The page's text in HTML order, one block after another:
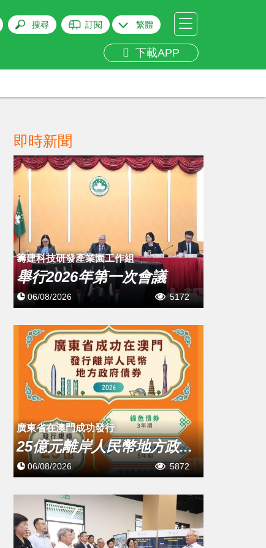
搜尋 訂閱 繁體
下載APP
即時新聞
籌建科技研發產業園工作組
舉行2026年第一次會議
06/08/2026 5172
廣東省在澳門成功發行
25億元離岸人民幣地方政...
06/08/2026 5872